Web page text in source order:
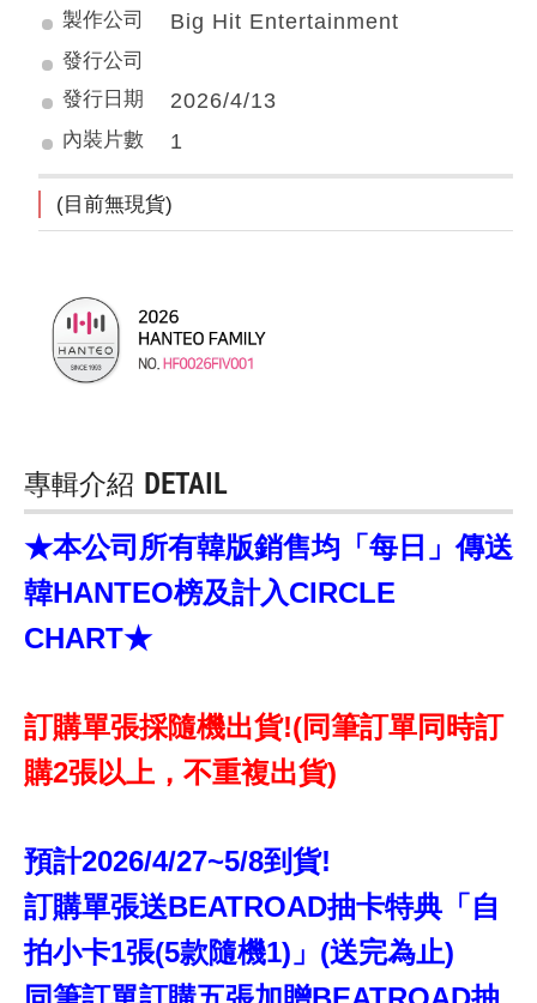
製作公司 Big Hit Entertainment
發行公司
發行日期
2026/4/13
內裝片數 1
(目前無現貨)
專輯介紹 DETAIL
★本公司所有韓版銷售均「每日」傳送
韓HANTEO榜及計入CIRCLE
CHART★
訂購單張採隨機出貨!(同筆訂單同時訂
購2張以上，不重複出貨)
預計2026/4/27~5/8到貨!
訂購單張送BEATROAD抽卡特典「自
拍小卡1張(5款隨機1)」(送完為止)